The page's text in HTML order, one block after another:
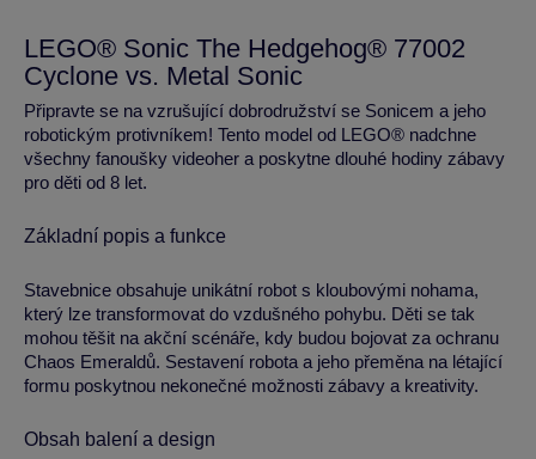
LEGO® Sonic The Hedgehog® 77002
Cyclone vs. Metal Sonic
Připravte se na vzrušující dobrodružství se Sonicem a jeho
robotickým protivníkem! Tento model od LEGO® nadchne
všechny fanoušky videoher a poskytne dlouhé hodiny zábavy
pro děti od 8 let.
Základní popis a funkce
Stavebnice obsahuje unikátní robot s kloubovými nohama,
který lze transformovat do vzdušného pohybu. Děti se tak
mohou těšit na akční scénáře, kdy budou bojovat za ochranu
Chaos Emeraldů. Sestavení robota a jeho přeměna na létající
formu poskytnou nekonečné možnosti zábavy a kreativity.
Obsah balení a design